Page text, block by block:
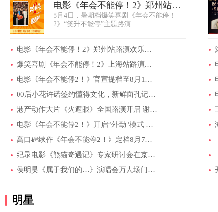
电影《年会不能停！2》郑州站路
演欢乐收官 ···
8月4日，暑期档爆笑喜剧《年会不能停！
2》“笑升不能停”主题路演···
电影《年会不能停！2》郑州站路演欢乐收官 ···
爆笑喜剧《年会不能停！2》上海站路演圆满完···
电影《年会不能停2！》官宣提档至8月1日 爆···
00后小花许诺签约懂得文化，新鲜面孔记忆点···
港产动作大片《火遮眼》全国路演开启 谢苗···
电影《年会不能停2！》开启“外勤”模式 全···
高口碑续作《年会不能停2！》定档8月7日 张···
纪录电影《熊猫奇遇记》专家研讨会在京举行
侯明昊《属于我们的…》演唱会万人场门票售···
明星